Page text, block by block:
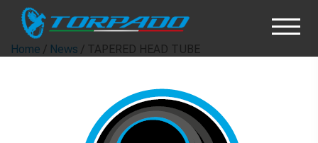
Home / News / TAPERED HEAD TUBE